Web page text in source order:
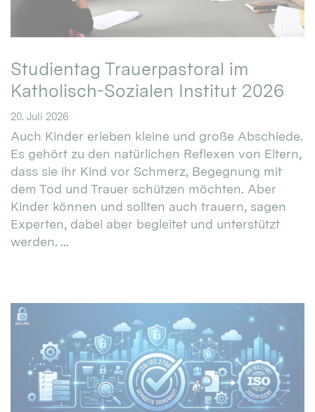
Studientag Trauerpastoral im
Katholisch-Sozialen Institut 2026
20. Juli 2026
Auch Kinder erleben kleine und große Abschiede.
Es gehört zu den natürlichen Reflexen von Eltern,
dass sie ihr Kind vor Schmerz, Begegnung mit
dem Tod und Trauer schützen möchten. Aber
Kinder können und sollten auch trauern, sagen
Experten, dabei aber begleitet und unterstützt
werden. ...